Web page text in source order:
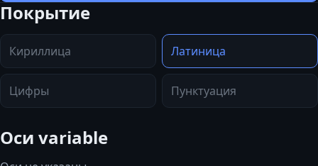
Покрытие
Кириллица Латиница
Цифры Пунктуация
Оси variable